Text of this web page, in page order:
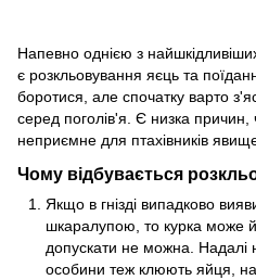
Напевно однією з
є розкльовування яєць та
боротися, але спочатку варто
серед поголів'я. Є низка причин,
неприємне для птахівників
Чому відбувається
Якщо в гнізді випадково
шкаралупою, то курка може
допускати не можна. Надалі
особини теж клюють яйця,